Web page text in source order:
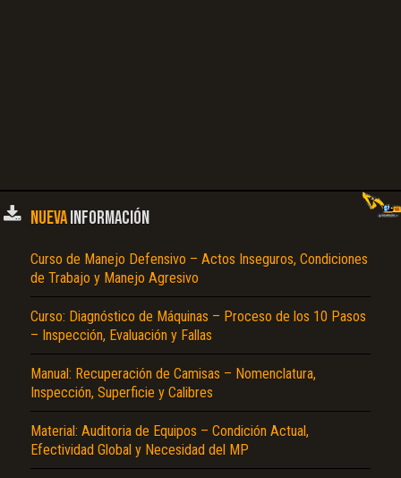
NUEVAINFORMACIÓN
Curso de Manejo Defensivo – Actos Inseguros, Condiciones
de Trabajo y Manejo Agresivo
Curso: Diagnóstico de Máquinas – Proceso de los 10 Pasos
– Inspección, Evaluación y Fallas
Manual: Recuperación de Camisas – Nomenclatura,
Inspección, Superficie y Calibres
Material: Auditoria de Equipos – Condición Actual,
Efectividad Global y Necesidad del MP